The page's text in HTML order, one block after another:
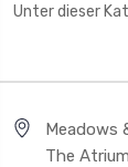
Unter dieser
Meadows
The Atrium